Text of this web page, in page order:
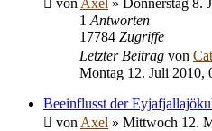
von Axel » Donnerstag 8.
1 Antworten
17784 Zugriffe
Letzter Beitrag von
Montag 12. Juli 2010,
Beeinflusst der
von Axel » Mittwoch 12.